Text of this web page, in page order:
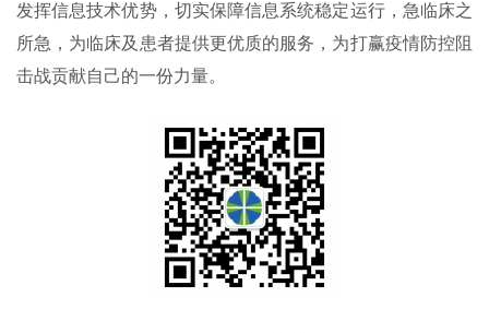
发挥信息技术优势，切实保障信息系统稳定运行，急临床之
所急，为临床及患者提供更优质的服务，为打赢疫情防控阻
击战贡献自己的一份力量。